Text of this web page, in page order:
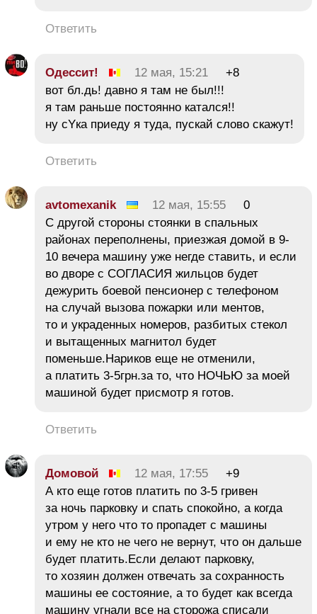
Ответить
Одессит! 12 мая, 15:21
+8
вот бл.дь! давно я там не был!!!
я там раньше постоянно катался!!
ну сYка приеду я туда, пускай слово скажут!
Ответить
avtomexanik 12 мая, 15:55
0
С другой стороны стоянки в спальных
районах переполнены, приезжая домой в 9-
10 вечера машину уже негде ставить, и если
во дворе с СОГЛАСИЯ жильцов будет
дежурить боевой пенсионер с телефоном
на случай вызова пожарки или ментов,
то и украденных номеров, разбитых стекол
и вытащенных магнитол будет
поменьше.Нариков еще не отменили,
а платить 3-5грн.за то, что НОЧЬЮ за моей
машиной будет присмотр я готов.
Ответить
Домовой 12 мая, 17:55
+9
А кто еще готов платить по 3-5 гривен
за ночь парковку и спать спокойно, а когда
утром у него что то пропадет с машины
и ему не кто не чего не вернут, что он дальше
будет платить.Если делают парковку,
то хозяин должен отвечать за сохранность
машины ее состояние, а то будет как всегда
машину угнали все на сторожа списали